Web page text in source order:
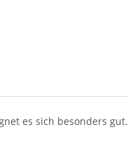
es sich besonders gut.